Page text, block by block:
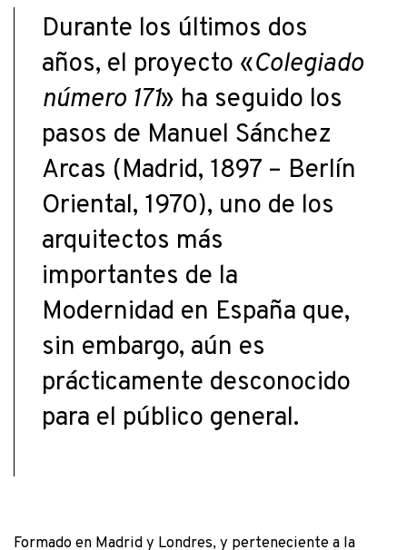
Durante los últimos dos
años, el proyecto «Colegiado
número 171» ha seguido los
pasos de Manuel Sánchez
Arcas (Madrid, 1897 – Berlín
Oriental, 1970), uno de los
arquitectos más
importantes de la
Modernidad en España que,
sin embargo, aún es
prácticamente desconocido
para el público general.
Formado en Madrid y Londres, y perteneciente a la